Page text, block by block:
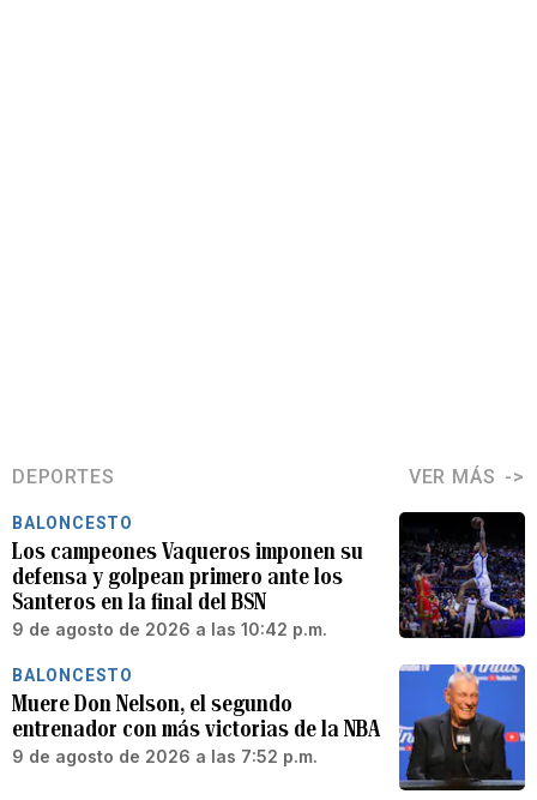
DEPORTES VER MÁS
BALONCESTO
Los campeones Vaqueros imponen su
defensa y golpean primero ante los
Santeros en la final del BSN
9 de agosto de 2026 a las 10:42 p.m.
BALONCESTO
Muere Don Nelson, el segundo
entrenador con más victorias de la NBA
9 de agosto de 2026 a las 7:52 p.m.